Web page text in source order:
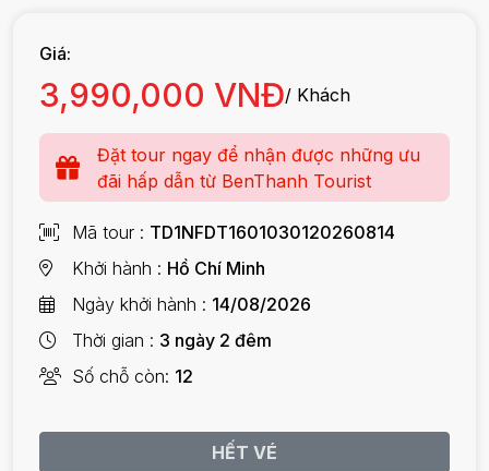
Giá:
3,990,000 VNĐ/ Khách
Đặt tour ngay để nhận được những ưu
đãi hấp dẫn từ BenThanh Tourist
Mã tour
TD1NFDT1601030120260814
Khởi hành
Hồ Chí Minh
Ngày khởi hành
14/08/2026
Thời gian
3 ngày 2 đêm
Số chỗ còn 12
HẾT VÉ